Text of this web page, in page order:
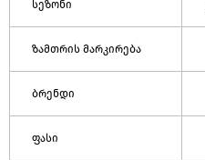
სეზონი
ზამთრის მარკირება
ბრენდი
ფასი